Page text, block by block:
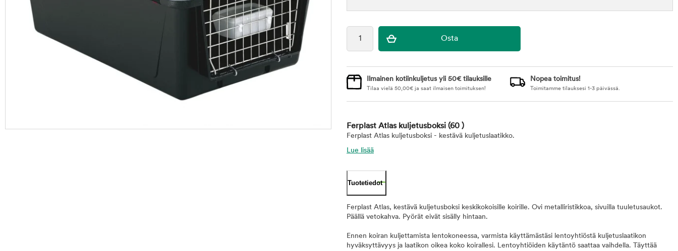
Ilmainen kotiinkuljetus yli 50€ tilauksille
Tilaa vielä 50,00€ ja saat ilmaisen toimituksen!
Nopea toimitus!
Toimitamme tilauksesi 1-3 päivässä.
Ferplast Atlas kuljetusboksi (60 )
Ferplast Atlas kuljetusboksi - kestävä kuljetuslaatikko.
Lue lisää
Tuotetiedot
Ferplast Atlas, kestävä kuljetusboksi keskikokoisille koirille. Ovi metalliristikkoa, sivuilla tuuletusaukot.
Päällä vetokahva. Pyörät eivät sisälly hintaan.
Ennen koiran kuljettamista lentokoneessa, varmista käyttämästäsi lentoyhtiöstä kuljetuslaatikon
hyväksyttävyys ja laatikon oikea koko koirallesi. Lentoyhtiöiden käytäntö saattaa vaihdella. Täyttää